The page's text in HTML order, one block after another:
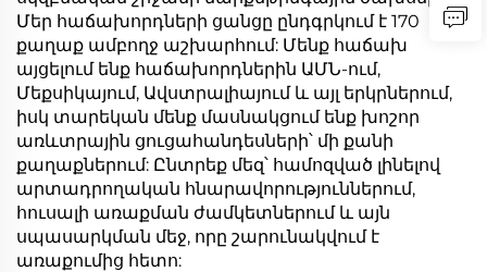
Մեր հաճախորդների ցանցը ընդգրկում է 170
քաղաք ամբողջ աշխարհում: Մենք հաճախ
այցելում ենք հաճախորդներին ԱՄՆ-ում,
Մեքսիկայում, Ավստրալիայում և այլ երկրներում,
իսկ տարեկան մենք մասնակցում ենք խոշոր
առևտրային ցուցահանդեսների՝ մի քանի
քաղաքներում: Ընտրեք մեզ՝ համոզված լինելով
արտադրողական հնարավորություններում,
հուսալի առաքման ժամկետներում և այն
սպասարկման մեջ, որը շարունակվում է
առաքումից հետո: